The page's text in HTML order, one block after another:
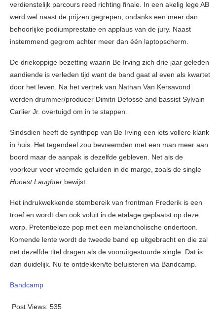
verdienstelijk parcours reed richting finale. In een akelig lege AB
werd wel naast de prijzen gegrepen, ondanks een meer dan
behoorlijke podiumprestatie en applaus van de jury. Naast
instemmend gegrom achter meer dan één laptopscherm.
De driekoppige bezetting waarin Be Irving zich drie jaar geleden
aandiende is verleden tijd want de band gaat al even als kwartet
door het leven. Na het vertrek van Nathan Van Kersavond
werden drummer/producer Dimitri Defossé and bassist Sylvain
Carlier Jr. overtuigd om in te stappen.
Sindsdien heeft de synthpop van Be Irving een iets vollere klank
in huis. Het tegendeel zou bevreemden met een man meer aan
boord maar de aanpak is dezelfde gebleven. Net als de
voorkeur voor vreemde geluiden in de marge, zoals de single
Honest Laughter bewijst.
Het indrukwekkende stembereik van frontman Frederik is een
troef en wordt dan ook voluit in de etalage geplaatst op deze
worp. Pretentieloze pop met een melancholische ondertoon.
Komende lente wordt de tweede band ep uitgebracht en die zal
net dezelfde titel dragen als de vooruitgestuurde single. Dat is
dan duidelijk. Nu te ontdekken/te beluisteren via Bandcamp.
Bandcamp
Post Views: 535